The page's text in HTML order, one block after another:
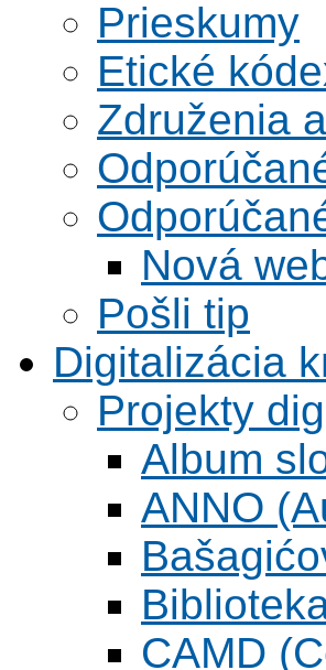
Prieskumy
Etické
Združenia
Nová
Pošli tip
Digitalizácia
Projekty
Album
ANNO
CAMD